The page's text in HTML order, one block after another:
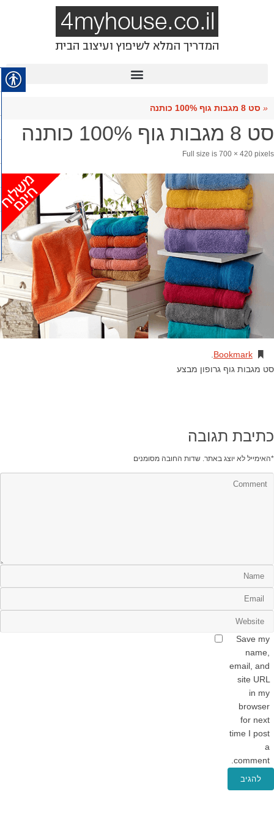
« סט 8 מגבות גוף 100% כותנה
סט 8 מגבות גוף 100% כותנה
Full size is 700 × 420 pixels
Bookmark
.
סט מגבות גוף גרופון מבצע
כתיבת תגובה
האימייל לא יוצג באתר. שדות החובה מסומנים *
Save my
name,
email, and
site URL
in my
browser
for next
time I post
a
comment.